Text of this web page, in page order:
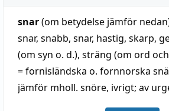
snar(om betydelse jämför
snar, snabb, snar, hastig, skarp,
(om syn o. d.), sträng (om ord
= fornisländska o. fornnorska
jämför mholl. snöre, ivrigt; av